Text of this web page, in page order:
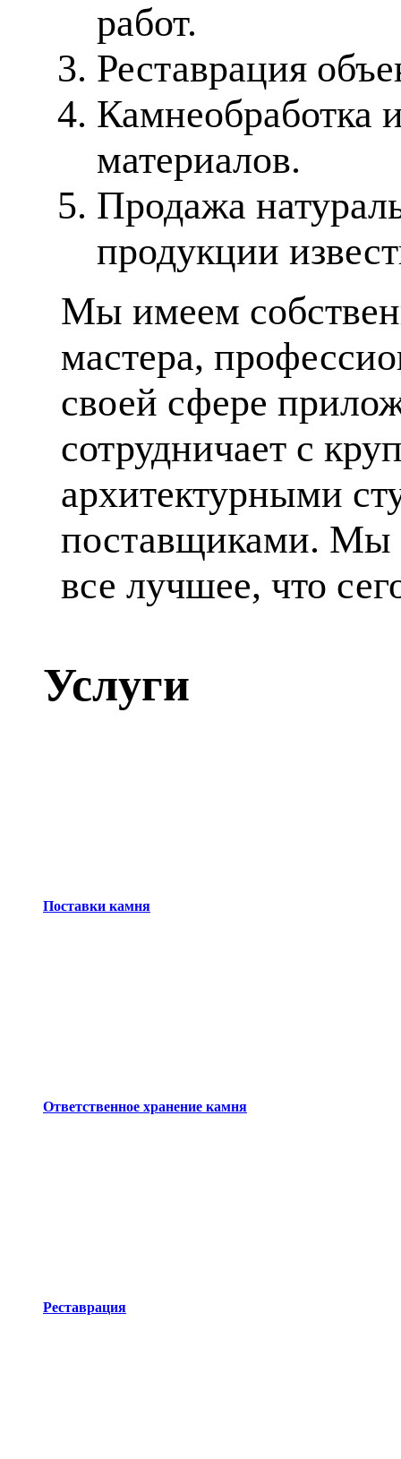
работ.
Реставрация
Камнеобработка
материалов.
Продажа
продукции
Мы имеем
мастера,
своей сфере
сотрудничает с
архитектурными
поставщиками. Мы
все лучшее, что
Услуги
Поставки камня
Ответственное хранение камня
Реставрация